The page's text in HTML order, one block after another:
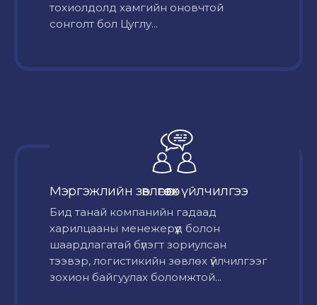
тохиолдолд хамгийн оновчтой
сонголт бол Цуглу...
Мэргэжлийн зөвлөгөө өгөх үйлчилгээ
Бид танай компанийн гадаад
харилцааны менежерүүд болон
шаардлагатай бүлэгт зориулсан
тээвэр, логистикийн зөвлөх үйлчилгээг
зохион байгуулах боломжтой...